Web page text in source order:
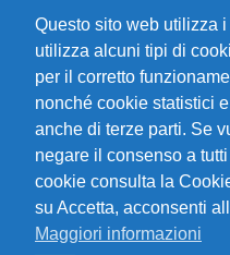
Il Futuro
Correre
Forte:
Come
di Trail
Questo sito web utilizza
utilizza alcuni tipi di
per il corretto
nonché cookie statistici
anche di terze parti. Se
negare il consenso a
cookie consulta la
su Accetta, acconsenti
Maggiori informazioni